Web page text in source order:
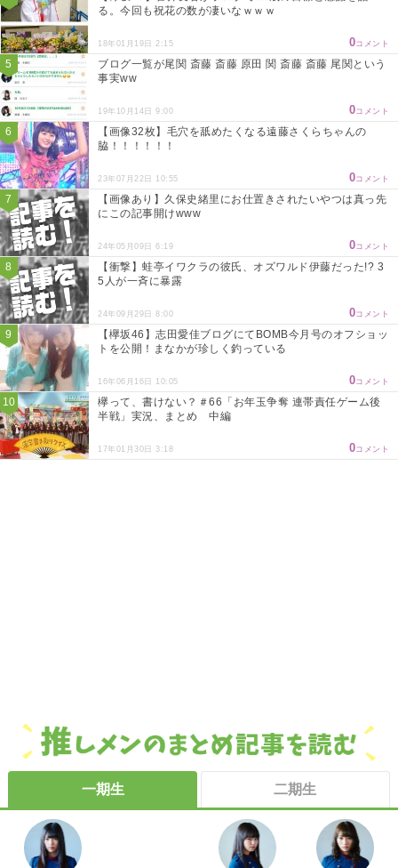
る。今回も祝花の数が凄いなｗｗｗ
18年01月19日 2:15 0コメント
ブログ一覧が尾関 斎藤 斎藤 原田 関 斎藤 斎藤 尾関という
事実ww
19年10月14日 9:00 0コメント
【画像32枚】毛穴を舐めたくなる遠藤さくらちゃんの
脇！！！！！！
23年07月22日 10:55 0コメント
【画像あり】久保史緒里にお仕置きされたいやつは真っ先
にこの記事開けwww
24年05月09日 6:19 0コメント
【衝撃】蛙亭イワクラの彼氏、オズワルド伊藤だった!? 3
5人が一斉に暴露
24年09月29日 8:00 0コメント
【欅坂46】志田愛佳ブログにてBOMB今月号のオフショッ
トを公開！まなかが珍しく釣っている
16年06月16日 10:05 0コメント
欅って、書けない？＃66「お年玉争奪 連帯責任ゲーム後
半戦」実況、まとめ 中編
17年01月30日 3:18 0コメント
一期生 二期生